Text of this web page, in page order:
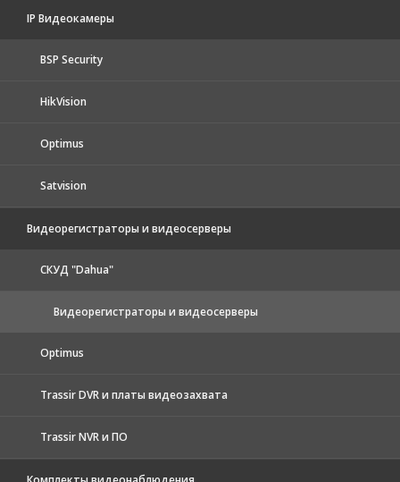
IP Видеокамеры
BSP Security
HikVision
Optimus
Satvision
Видеорегистраторы и видеосерверы
CКУД "Dahua"
Видеорегистраторы и видеосерверы
Optimus
Trassir DVR и платы видеозахвата
Trassir NVR и ПО